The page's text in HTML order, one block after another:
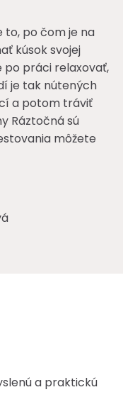
to, po čom je na
kúsok svojej
po práci relaxovať,
je tak nútených
a potom tráviť
Ráztočná sú
môžete
a praktickú